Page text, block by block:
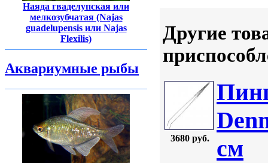
Наяда гваделупская или
мелкозубчатая (Najas
guadelupensis или Najas
Flexilis)
Аквариумные рыбы
Другие
3680 руб.
см